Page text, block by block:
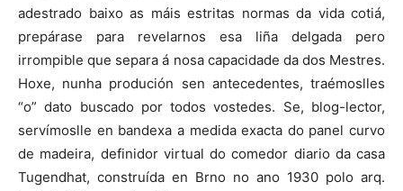
adestrado baixo as máis estritas normas da vida cotiá,
prepárase para revelarnos esa liña delgada pero
irrompible que separa á nosa capacidade da dos Mestres.
Hoxe, nunha produción sen antecedentes, traémoslles
“o” dato buscado por todos vostedes. Se, blog-lector,
servímoslle en bandexa a medida exacta do panel curvo
de madeira, definidor virtual do comedor diario da casa
Tugendhat, construída en Brno no ano 1930 polo arq.